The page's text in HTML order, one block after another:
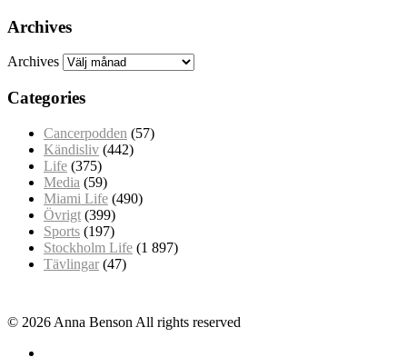
Archives
Archives
Categories
Cancerpodden (57)
Kändisliv (442)
Life (375)
Media (59)
Miami Life (490)
Övrigt (399)
Sports (197)
Stockholm Life (1 897)
Tävlingar (47)
© 2026 Anna Benson All rights reserved